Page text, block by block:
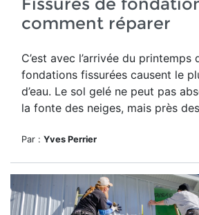
comment réparer
C’est avec l’arrivée du printemps
fondations fissurées causent le
d’eau. Le sol gelé ne peut pas
la fonte des neiges, mais près
Par : Yves Perrier